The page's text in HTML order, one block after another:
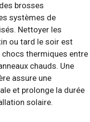
brosses
systèmes de
Nettoyer les
ou tard le soir est
thermiques entre
chauds. Une
assure une
et prolonge la durée
solaire.